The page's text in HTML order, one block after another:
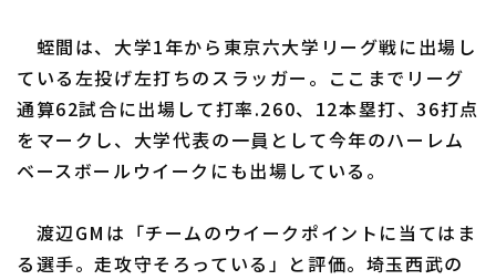
福岡ソフトバンクホークス
蛭間は、大学1年から東京六大学リーグ戦に出場し
ている左投げ左打ちのスラッガー。ここまでリーグ
通算62試合に出場して打率.260、12本塁打、36打点
をマークし、大学代表の一員として今年のハーレム
ベースボールウイークにも出場している。
渡辺GMは「チームのウイークポイントに当てはま
る選手。走攻守そろっている」と評価。埼玉西武の